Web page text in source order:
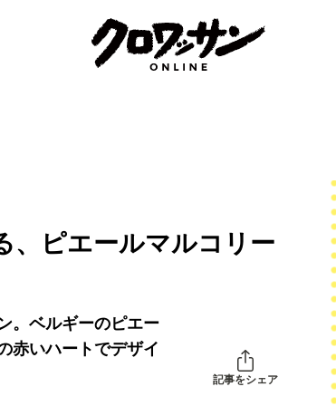
、ピエールマルコリー
。ベルギーのピエー
赤いハートでデザイ
記事をシェア